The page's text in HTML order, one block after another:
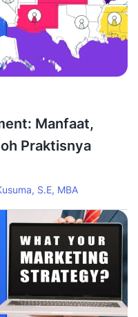
Manfaat,
Praktisnya
S.E, MBA